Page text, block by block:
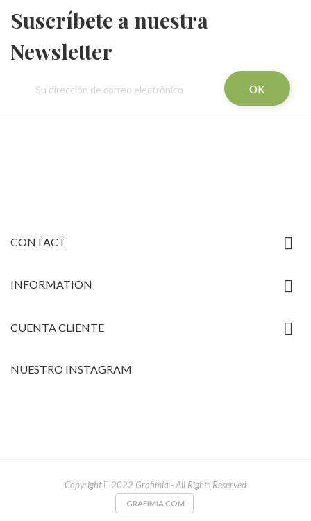
Suscríbete a nuestra
Newsletter
CONTACT 
INFORMATION 
CUENTA CLIENTE 
NUESTRO INSTAGRAM
Copyright 2022 Grafimia - All Rights Reserved
GRAFIMIA.COM